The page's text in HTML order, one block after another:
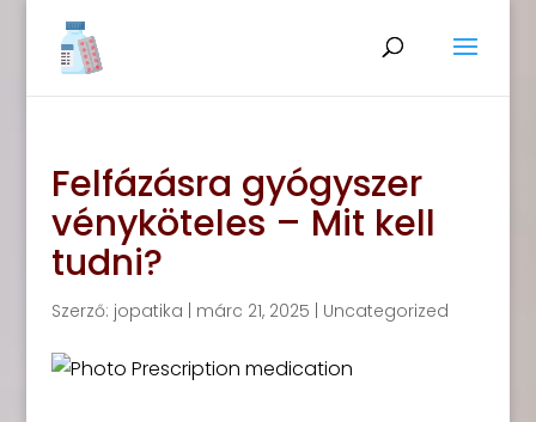
Felfázásra gyógyszer
vényköteles – Mit kell
tudni?
Szerző: jopatika márc 21, 2025 Uncategorized